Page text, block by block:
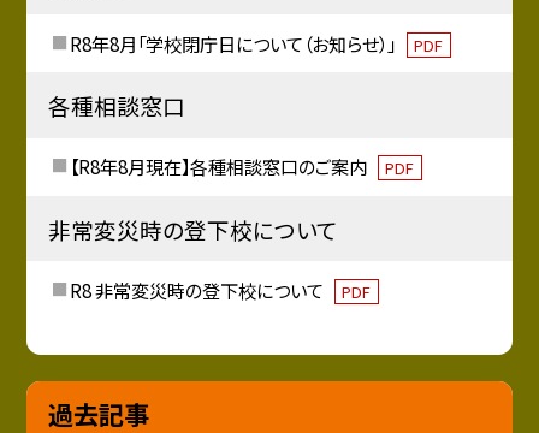
R8年8月「学校閉庁日について（お知らせ）」 PDF
各種相談窓口
【R8年8月現在】各種相談窓口のご案内 PDF
非常変災時の登下校について
R8 非常変災時の登下校について PDF
過去記事